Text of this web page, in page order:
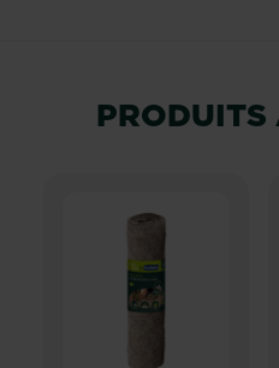
PRODUITS